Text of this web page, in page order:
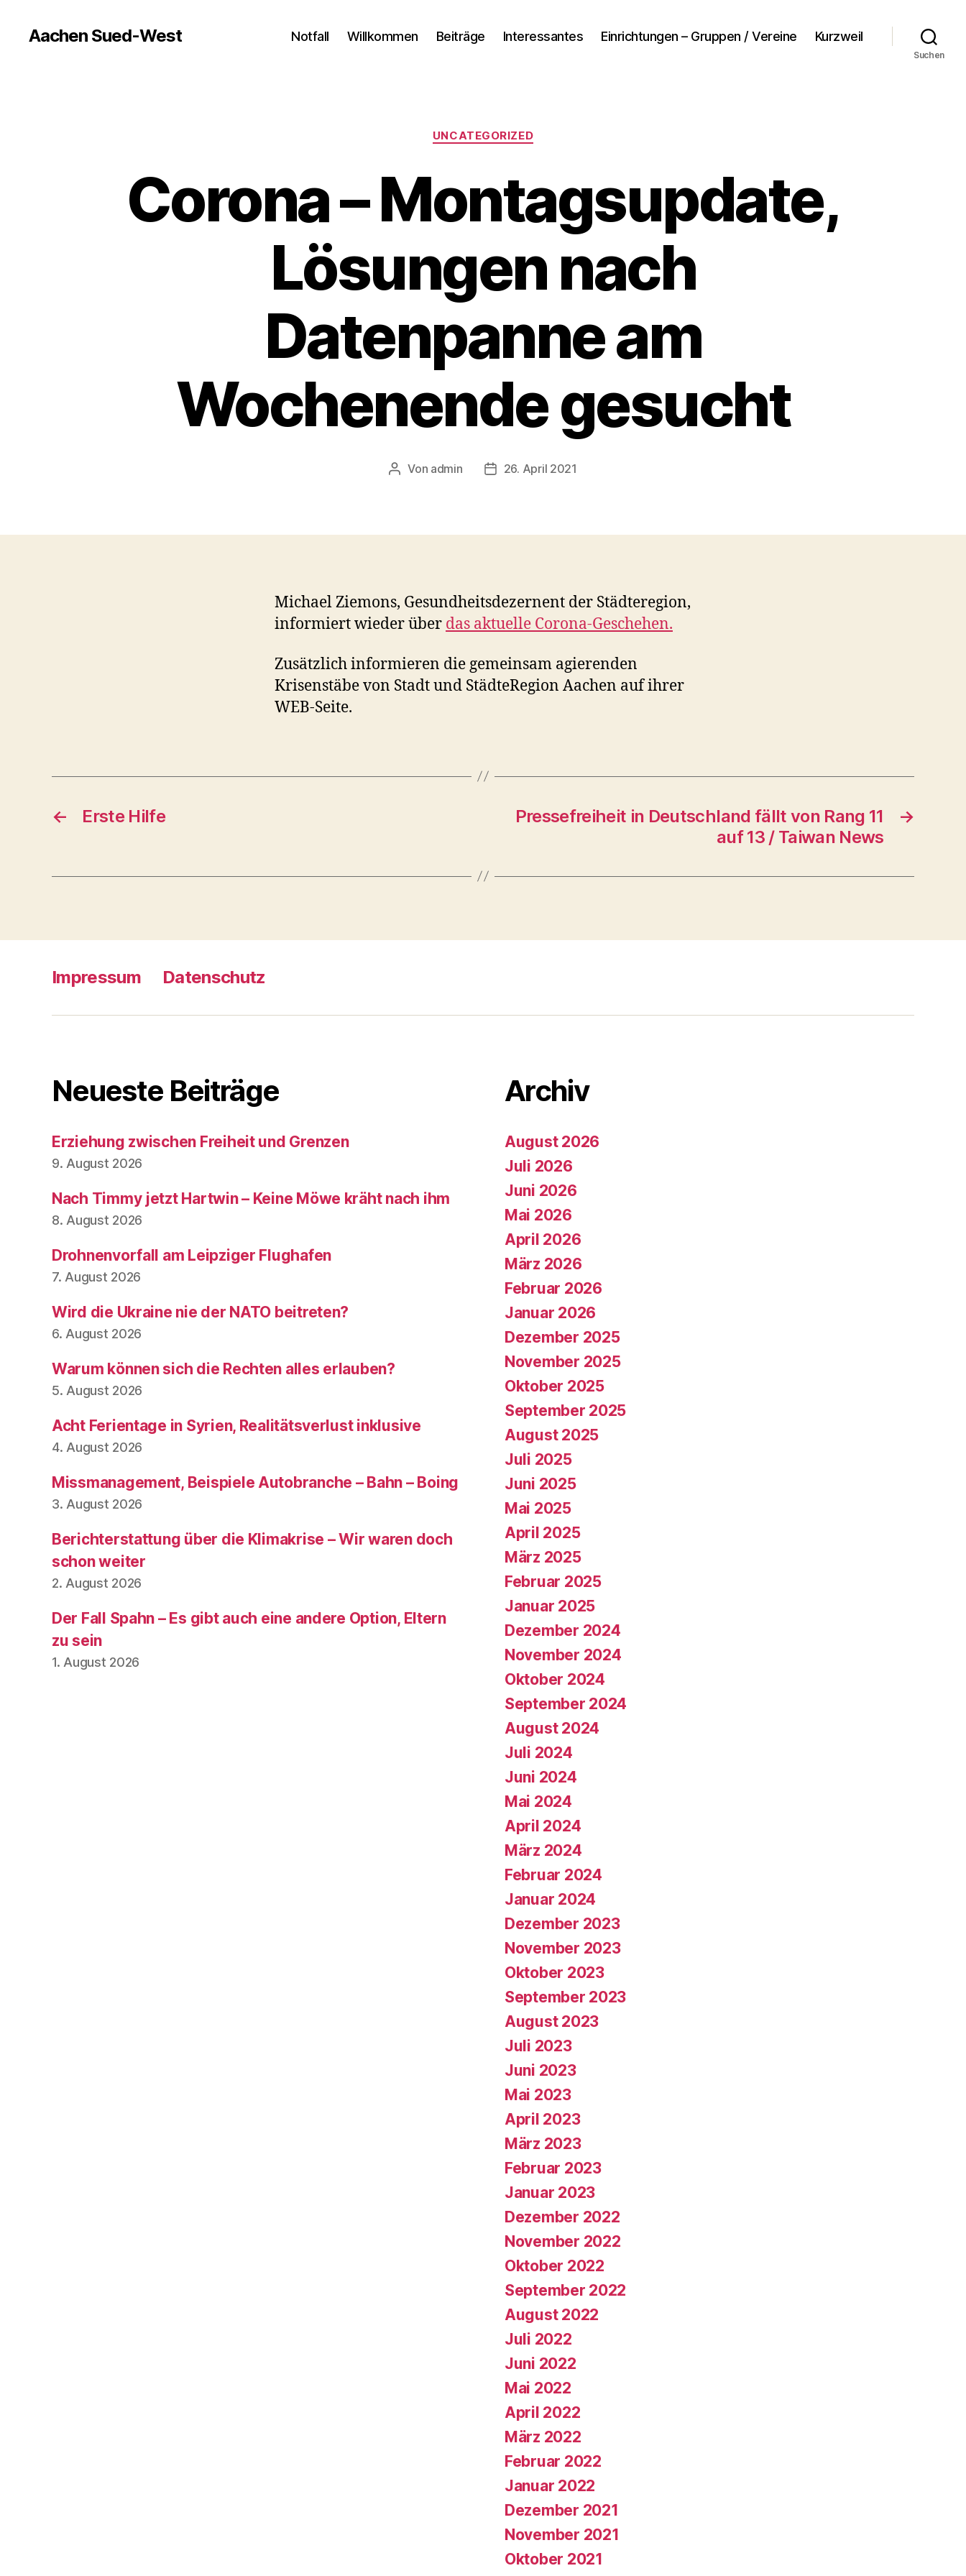
Aachen Sued-West Notfall Willkommen Beiträge Interessantes Einrichtungen – Gruppen / Vereine Kurzweil
Suchen
Kategorien
UNCATEGORIZED
Corona – Montagsupdate,
Lösungen nach
Datenpanne am
Wochenende gesucht
Beitragsautor
Von admin Veröffentlichungsdatum
26. April 2021
Michael Ziemons, Gesundheitsdezernent der Städteregion,
informiert wieder über das aktuelle Corona-Geschehen.
Zusätzlich informieren die gemeinsam agierenden
Krisenstäbe von Stadt und StädteRegion Aachen auf ihrer
WEB-Seite.
← Erste Hilfe →
Pressefreiheit in Deutschland fällt von Rang 11
auf 13 / Taiwan News
Impressum Datenschutz
Neueste Beiträge
Erziehung zwischen Freiheit und Grenzen
9. August 2026
Nach Timmy jetzt Hartwin – Keine Möwe kräht nach ihm
8. August 2026
Drohnenvorfall am Leipziger Flughafen
7. August 2026
Wird die Ukraine nie der NATO beitreten?
6. August 2026
Warum können sich die Rechten alles erlauben?
5. August 2026
Acht Ferientage in Syrien, Realitätsverlust inklusive
4. August 2026
Missmanagement, Beispiele Autobranche – Bahn – Boing
3. August 2026
Berichterstattung über die Klimakrise – Wir waren doch
schon weiter
2. August 2026
Der Fall Spahn – Es gibt auch eine andere Option, Eltern
zu sein
1. August 2026
Archiv
August 2026
Juli 2026
Juni 2026
Mai 2026
April 2026
März 2026
Februar 2026
Januar 2026
Dezember 2025
November 2025
Oktober 2025
September 2025
August 2025
Juli 2025
Juni 2025
Mai 2025
April 2025
März 2025
Februar 2025
Januar 2025
Dezember 2024
November 2024
Oktober 2024
September 2024
August 2024
Juli 2024
Juni 2024
Mai 2024
April 2024
März 2024
Februar 2024
Januar 2024
Dezember 2023
November 2023
Oktober 2023
September 2023
August 2023
Juli 2023
Juni 2023
Mai 2023
April 2023
März 2023
Februar 2023
Januar 2023
Dezember 2022
November 2022
Oktober 2022
September 2022
August 2022
Juli 2022
Juni 2022
Mai 2022
April 2022
März 2022
Februar 2022
Januar 2022
Dezember 2021
November 2021
Oktober 2021